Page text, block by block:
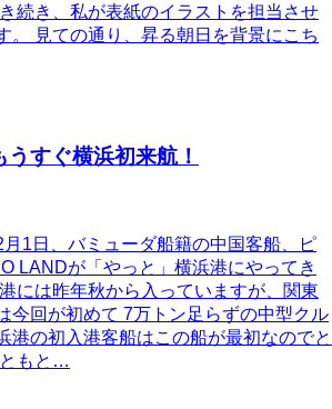
続き、私が表紙のイラストを担当させ
。 見ての通り、昇る朝日を背景にこち
すぐ横浜初来航！
1日、バミューダ船籍の中国客船、ピ
LANDが「やっと」横浜港にやってき
には昨年秋から入っていますが、関東
今回が初めて 7万トン足らずの中型クル
港の初入港客船はこの船が最初なのでと
もと…